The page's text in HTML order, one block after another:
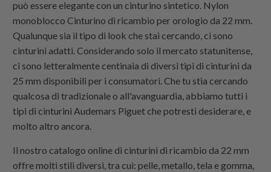
può essere elegante con un cinturino sintetico. Nylon
monobloccoCinturino di ricambio per orologio da 22 mm.
Qualunque sia il tipo di look che stai cercando, ci sono
cinturini adatti. Considerando solo il mercato statunitense,
ci sono letteralmente centinaia di diversi tipi di cinturini da
25 mm disponibili per i consumatori. Che tu stia cercando
qualcosa di tradizionale o all'avanguardia, abbiamo tutti i
tipi di cinturini Audemars Piguet che potresti desiderare, e
molto altro ancora.
Il nostro catalogo online di cinturini di ricambio da 22 mm
offre molti stili diversi, tra cui: pelle, metallo, tela e gomma,